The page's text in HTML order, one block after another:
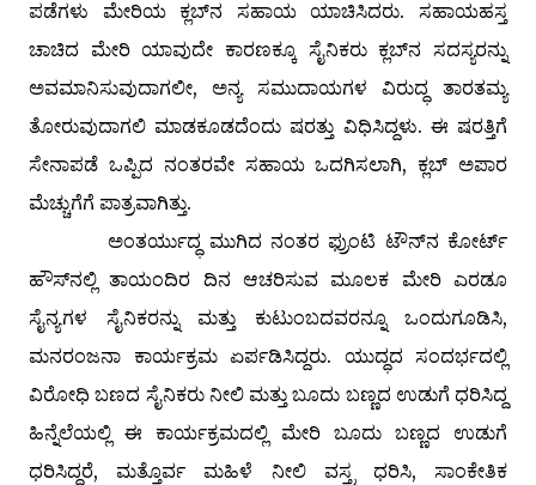
ಪಡೆಗಳು ಮೇರಿಯ ಕ್ಲಬ್‌ನ ಸಹಾಯ ಯಾಚಿಸಿದರು. ಸಹಾಯಹಸ್ತ
ಚಾಚಿದ ಮೇರಿ ಯಾವುದೇ ಕಾರಣಕ್ಕೂ ಸೈನಿಕರು ಕ್ಲಬ್‌ನ ಸದಸ್ಯರನ್ನು
ಅವಮಾನಿಸುವುದಾಗಲೀ, ಅನ್ಯ ಸಮುದಾಯಗಳ ವಿರುದ್ಧ ತಾರತಮ್ಯ
ತೋರುವುದಾಗಲಿ ಮಾಡಕೂಡದೆಂದು ಷರತ್ತು ವಿಧಿಸಿದ್ದಳು. ಈ ಷರತ್ತಿಗೆ
ಸೇನಾಪಡೆ ಒಪ್ಪಿದ ನಂತರವೇ ಸಹಾಯ ಒದಗಿಸಲಾಗಿ, ಕ್ಲಬ್ ಅಪಾರ
ಮೆಚ್ಚುಗೆಗೆ ಪಾತ್ರವಾಗಿತ್ತು.
ಅಂತರ್ಯುದ್ಧ ಮುಗಿದ ನಂತರ ಫ್ರುಂಟಿ ಟೌನ್‌ನ ಕೋರ್ಟ್
ಹೌಸ್‌ನಲ್ಲಿ ತಾಯಂದಿರ ದಿನ ಆಚರಿಸುವ ಮೂಲಕ ಮೇರಿ ಎರಡೂ
ಸೈನ್ಯಗಳ ಸೈನಿಕರನ್ನು ಮತ್ತು ಕುಟುಂಬದವರನ್ನೂ ಒಂದುಗೂಡಿಸಿ,
ಮನರಂಜನಾ ಕಾರ್ಯಕ್ರಮ ಏರ್ಪಡಿಸಿದ್ದರು. ಯುದ್ಧದ ಸಂದರ್ಭದಲ್ಲಿ
ವಿರೋಧಿ ಬಣದ ಸೈನಿಕರು ನೀಲಿ ಮತ್ತು ಬೂದು ಬಣ್ಣದ ಉಡುಗೆ ಧರಿಸಿದ್ದ
ಹಿನ್ನೆಲೆಯಲ್ಲಿ ಈ ಕಾರ್ಯಕ್ರಮದಲ್ಲಿ ಮೇರಿ ಬೂದು ಬಣ್ಣದ ಉಡುಗೆ
ಧರಿಸಿದ್ದರೆ, ಮತ್ತೊರ್ವ ಮಹಿಳೆ ನೀಲಿ ವಸ್ತ್ರ ಧರಿಸಿ, ಸಾಂಕೇತಿಕ